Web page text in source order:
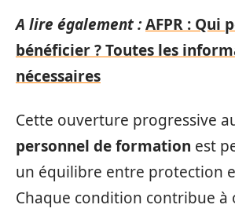
A lire également :AFPR : Qui
bénéficier ? Toutes les
nécessaires
Cette ouverture progressive
personnel de formation est
un équilibre entre protection
Chaque condition contribue à